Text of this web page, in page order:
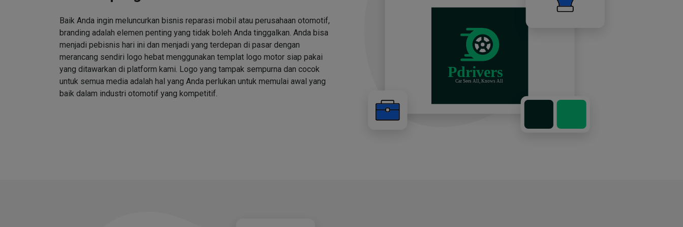
Baik Anda ingin meluncurkan bisnis reparasi mobil atau perusahaan otomotif,
branding adalah elemen penting yang tidak boleh Anda tinggalkan. Anda bisa
menjadi pebisnis hari ini dan menjadi yang terdepan di pasar dengan
merancang sendiri logo hebat menggunakan templat logo motor siap pakai
yang ditawarkan di platform kami. Logo yang tampak sempurna dan cocok
untuk semua media adalah hal yang Anda perlukan untuk memulai awal yang
baik dalam industri otomotif yang kompetitif.